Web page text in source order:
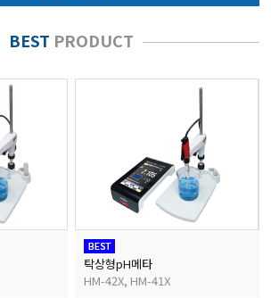
마이크로피펫
수분계/회전계/도막두께
현미경/확대경
색차계/광택계/조도계/
BEST PRODUCT
탁상형pH메타
HM-42X, HM-41X